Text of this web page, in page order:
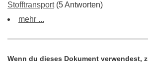
Stofftransport(5 Antworten)
mehr ...
Wenn du dieses Dokument verwendest,